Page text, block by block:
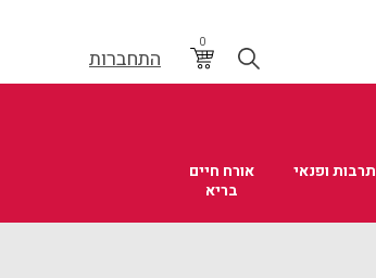
0
התחברות
תרבות ופנאי
אורח חיים
בריא